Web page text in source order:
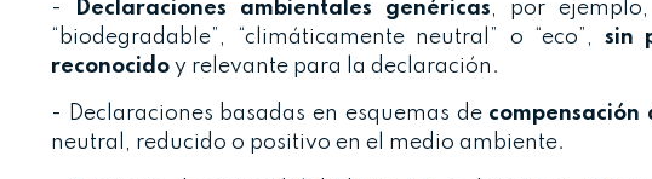
- Declaraciones ambientales genéricas, por ejemplo,
“biodegradable”, “climáticamente neutral” o “eco”, sin
reconocido y relevante para la declaración.
- Declaraciones basadas en esquemas de compensación
neutral, reducido o positivo en el medio ambiente.